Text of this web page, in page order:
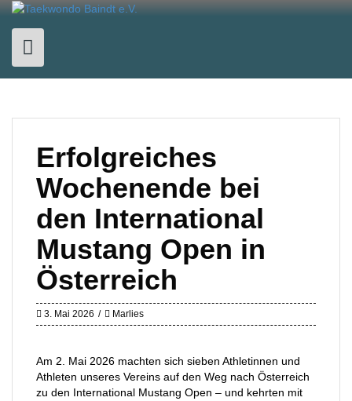
Skip
content
Erfolgreiches
Wochenende bei
den International
Mustang Open in
Österreich
3. Mai 2026 Marlies
Am 2. Mai 2026 machten sich sieben Athletinnen und
Athleten unseres Vereins auf den Weg nach Österreich
zu den International Mustang Open – und kehrten mit